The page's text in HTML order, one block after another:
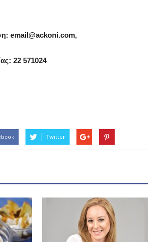
email@ackoni.com,
22 571024
Twitter